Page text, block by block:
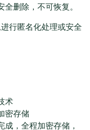
删除，不可恢复。
行匿名化处理或安全
术
密存储
，全程加密存储，